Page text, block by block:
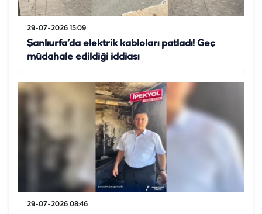
29-07-2026 15:09
Şanlıurfa’da elektrik kabloları patladı! Geç
müdahale edildiği iddiası
29-07-2026 08:46